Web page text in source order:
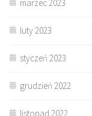
marzec 2023
luty 2023
styczeń 2023
grudzień 2022
listopad 2022